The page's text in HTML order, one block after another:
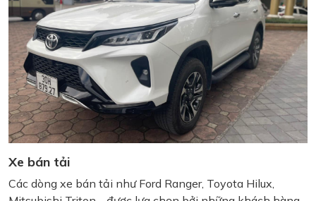
Xe bán tải
Các dòng xe bán tải như Ford Ranger, Toyota Hilux,